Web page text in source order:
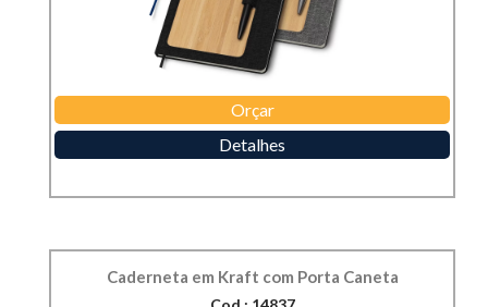
Orçar
Detalhes
Caderneta em Kraft com Porta Caneta